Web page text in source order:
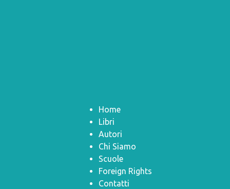
Home
Libri
Autori
Chi Siamo
Scuole
Foreign Rights
Contatti